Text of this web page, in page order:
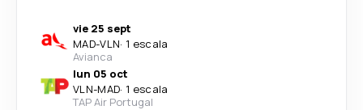
vie 25 sept
MAD-VLN· 1 escala
Avianca
lun 05 oct
VLN-MAD· 1 escala
TAP Air Portugal